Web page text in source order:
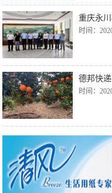
重庆永
时间：
德邦快
时间：